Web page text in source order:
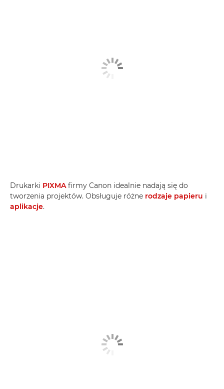
Drukarki PIXMAfirmy Canon idealnie nadają się do
tworzenia projektów. Obsługuje różne rodzaje papieru i
aplikacje.